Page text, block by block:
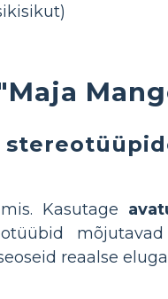
Kasutage
reaalse